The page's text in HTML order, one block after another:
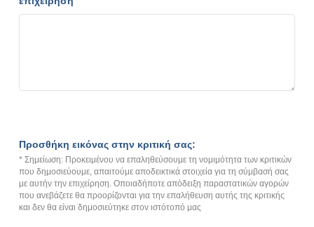
Προσθήκη εικόνας στην κριτική σας:
* Σημείωση: Προκειμένου να επαληθεύσουμε τη νομιμότητα των κριτικών
που δημοσιεύουμε, απαιτούμε αποδεικτικά στοιχεία για τη σύμβασή σας
με αυτήν την επιχείρηση. Οποιαδήποτε απόδειξη παραστατικών αγορών
που ανεβάζετε θα προορίζονται για την επαλήθευση αυτής της κριτικής
και δεν θα είναι δημοσιεύτηκε στον ιστότοπό μας